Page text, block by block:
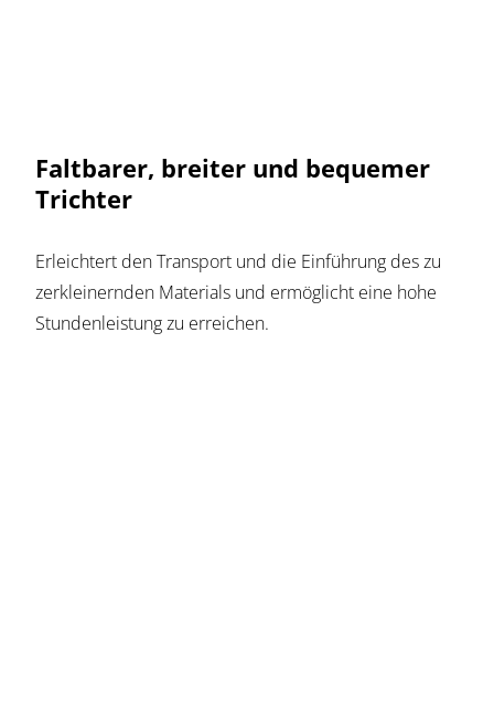
Faltbarer, breiter und bequemer
Trichter
Erleichtert den Transport und die Einführung des zu
zerkleinernden Materials und ermöglicht eine hohe
Stundenleistung zu erreichen.